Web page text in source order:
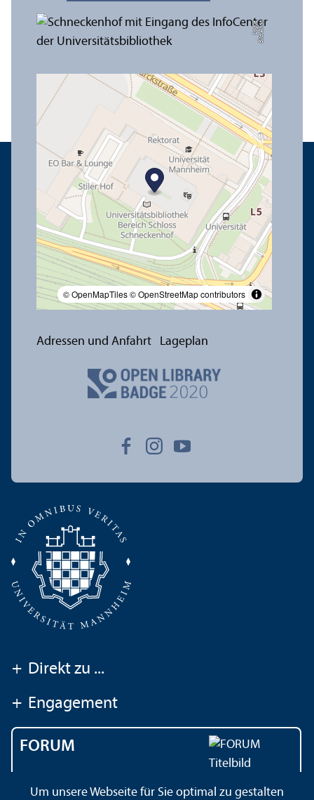
Bil
d:
A
n
n
a
L
o
g
u
e
© OpenMapTiles© OpenStreetMap contributors
Adressen und Anfahrt Lageplan
+ Direkt zu ...
+ Engagement
FORUM
Um unsere Webseite für Sie optimal zu gestalten